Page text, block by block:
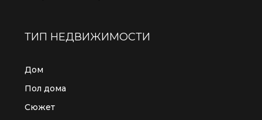
ТИП НЕДВИЖИМОСТИ
Дом
Пол дома
Сюжет